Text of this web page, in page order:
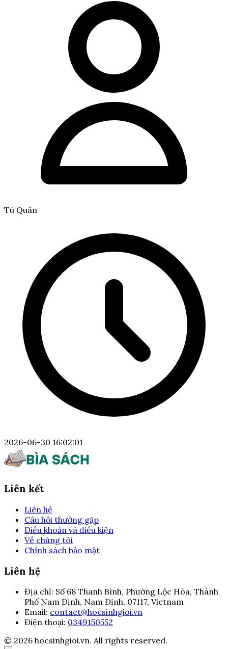
Tú Quân
2026-06-30 16:02:01
Liên kết
Liên hệ
Câu hỏi thường gặp
Điều khoản và điều kiện
Về chúng tôi
Chính sách bảo mật
Liên hệ
Địa chỉ: Số 68 Thanh Bình, Phường Lộc Hòa, Thành
Phố Nam Định, Nam Định, 07117, Vietnam
Email: contact@hocsinhgioi.vn
Điện thoại: 0349150552
© 2026 hocsinhgioi.vn. All rights reserved.